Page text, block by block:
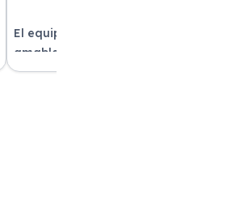
El equipo fue muy profesional y
amable durante todo el proceso. La
entrega del vehículo fue rapidísima